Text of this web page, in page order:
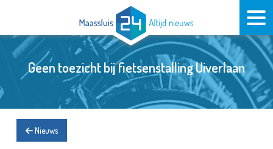
Geen toezicht bij fietsenstalling Uiverlaan
Nieuws